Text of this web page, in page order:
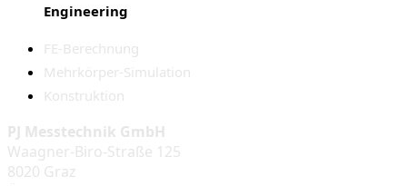
Engineering
FE-Berechnung
Mehrkörper-Simulation
Konstruktion
PJ Messtechnik GmbH
Waagner-Biro-Straße 125
8020 Graz